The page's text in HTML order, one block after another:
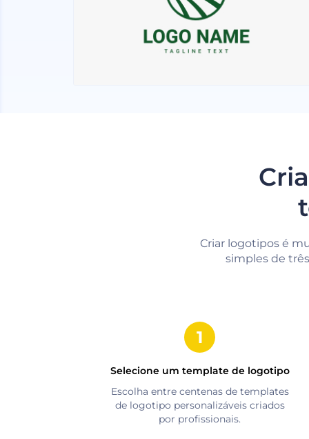
Criar logotipos é
simples de
Selecione um template de logotipo
Escolha entre centenas de templates
de logotipo personalizáveis criados
por profissionais.